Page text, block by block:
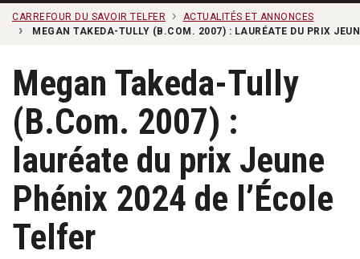
CARREFOUR DU SAVOIR TELFER
ACTUALITÉS ET ANNONCES
MEGAN TAKEDA-TULLY (B.COM. 2007) : LAURÉATE DU PRIX
Megan Takeda-Tully
(B.Com. 2007) :
lauréate du prix Jeune
Phénix 2024 de l’École
Telfer